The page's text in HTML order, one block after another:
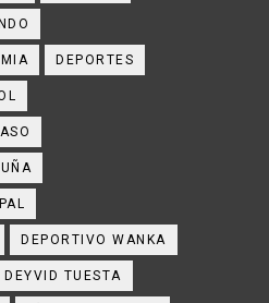
DEPORTES
DEPORTIVO WANKA
DEYVID TUESTA